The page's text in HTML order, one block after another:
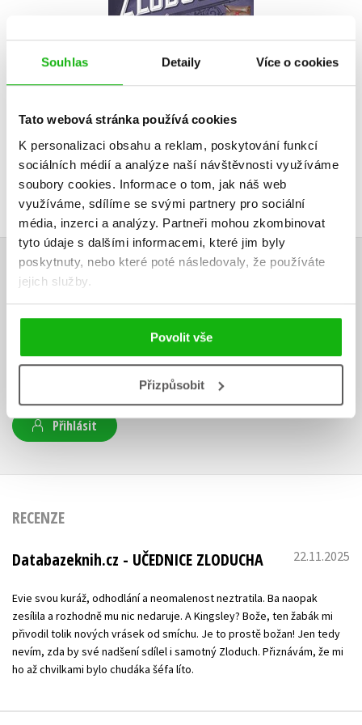
Souhlas Detaily Více o cookies
Tato webová stránka používá cookies
K personalizaci obsahu a reklam, poskytování funkcí
sociálních médií a analýze naší návštěvnosti využíváme
soubory cookies. Informace o tom, jak náš web
využíváme, sdílíme se svými partnery pro sociální
média, inzerci a analýzy. Partneři mohou zkombinovat
tyto údaje s dalšími informacemi, které jim byly
poskytnuty, nebo které poté následovaly, že používáte
jejich služby.
Povolit vše
Přizpůsobit
Do košíku
469 Kč
375 Kč
HODNOCENÍ ČTENÁŘŮ
V současné době nejsou vytvořena žádná uživatelská hodnocení.
Vaše hodnocení
Uživatelskou recenzi mohou vkládat pouze registrovaní uživatelé
Přihlásit
RECENZE
Databazeknih.cz - UČEDNICE ZLODUCHA
22.11.2025
Evie svou kuráž, odhodlání a neomalenost neztratila. Ba naopak
zesílila a rozhodně mu nic nedaruje. A Kingsley? Bože, ten žabák mi
přivodil tolik nových vrásek od smíchu. Je to prostě božan! Jen tedy
nevím, zda by své nadšení sdílel i samotný Zloduch. Přiznávám, že mi
ho až chvilkami bylo chudáka šéfa líto.